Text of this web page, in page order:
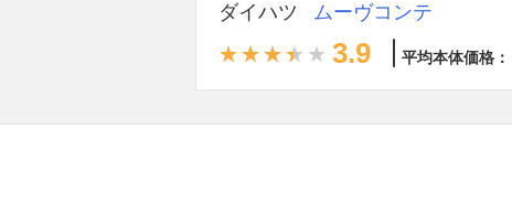
ダイハツ ムーヴコンテ
3.9 平均本体価格：